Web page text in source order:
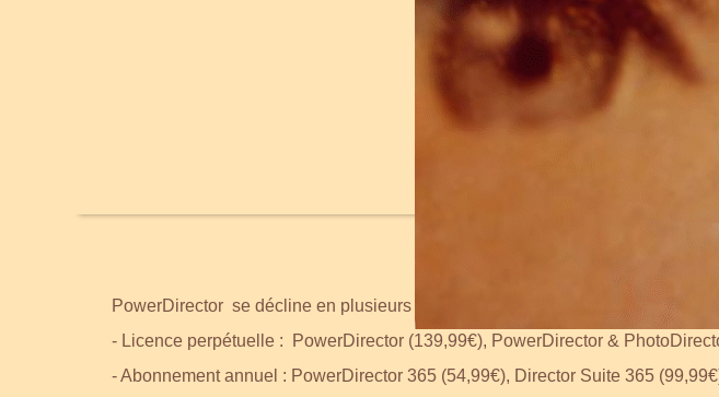
PowerDirector se décline en plusieurs versions :
- Licence perpétuelle : PowerDirector (139,99€), PowerDirector &
- Abonnement annuel : PowerDirector 365 (54,99€), Director Suite 365